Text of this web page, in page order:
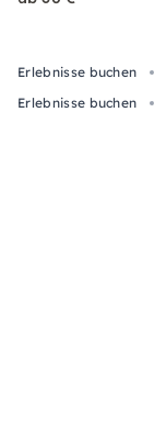
Erlebnisse buchen
Erlebnisse buchen